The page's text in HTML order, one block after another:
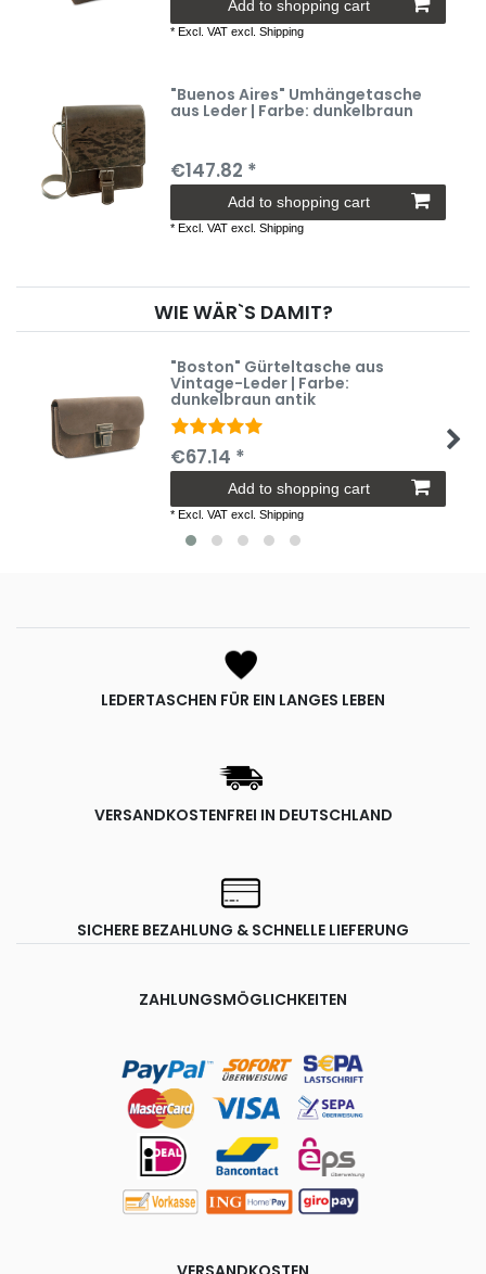
Add to shopping cart
* Excl. VAT excl.Shipping
"Buenos Aires" Umhängetasche
aus Leder | Farbe: dunkelbraun
€147.82 *
Add to shopping cart
* Excl. VAT excl.Shipping
WIE WÄR`S DAMIT?
"Boston" Gürteltasche aus
Vintage-Leder | Farbe:
dunkelbraun antik
€67.14 *
Add to shopping cart
* Excl. VAT excl.Shipping
LEDERTASCHEN FÜR EIN LANGES LEBEN
VERSANDKOSTENFREI IN DEUTSCHLAND
SICHERE BEZAHLUNG & SCHNELLE LIEFERUNG
ZAHLUNGSMÖGLICHKEITEN